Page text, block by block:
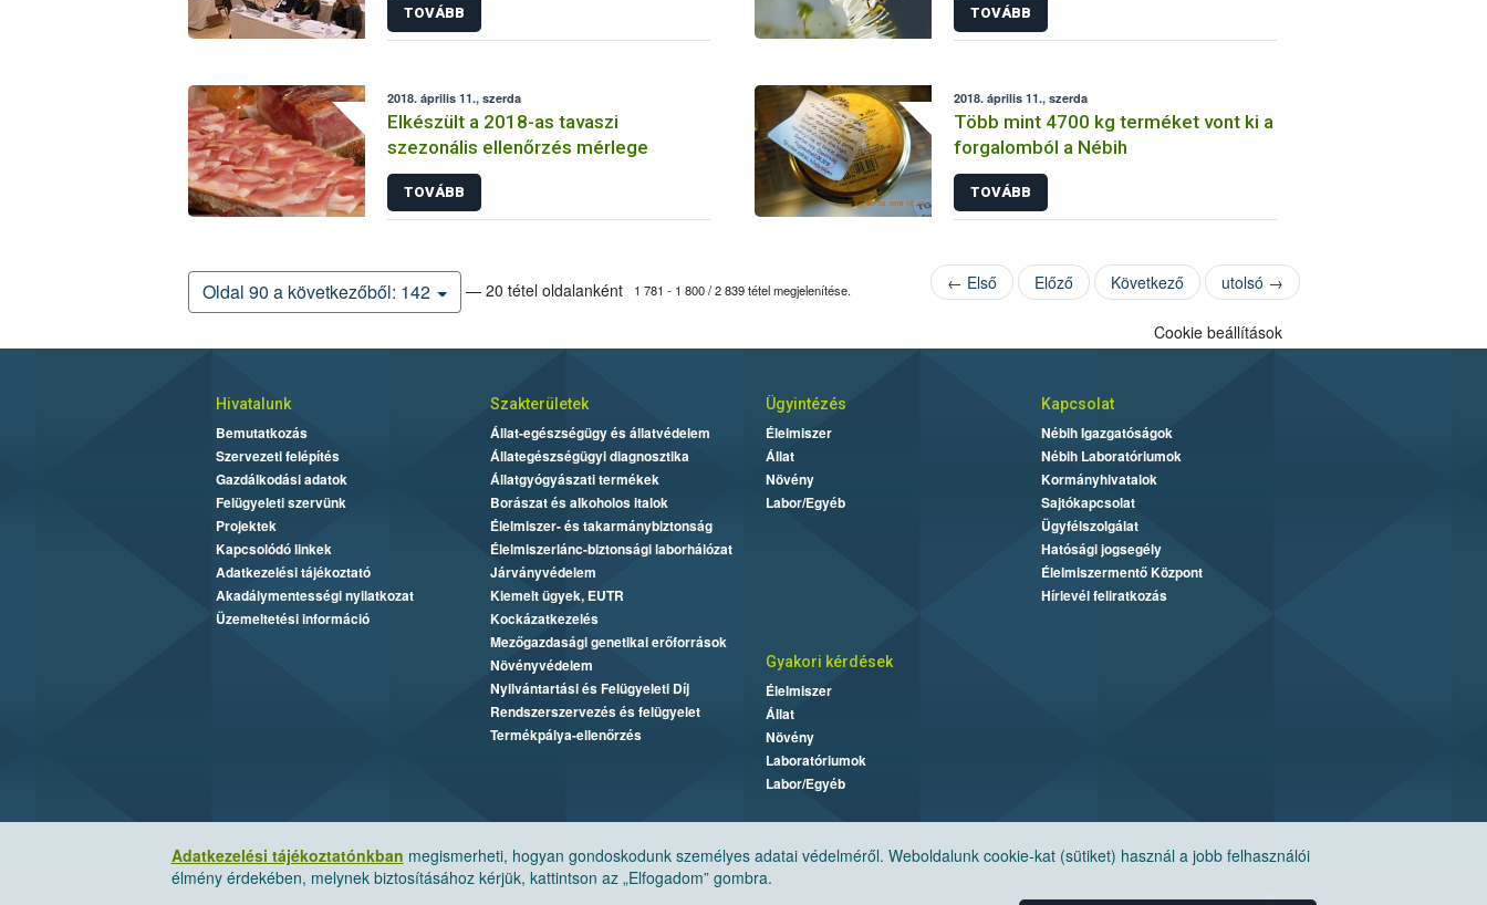
TOVÁBB TOVÁBB
2018. április 11., szerda
Elkészült a 2018-as tavaszi
szezonális ellenőrzés mérlege
TOVÁBB
2018. április 11., szerda
Több mint 4700 kg terméket vont ki a
forgalomból a Nébih
TOVÁBB
Oldal 90 a következőből: 142 — 20 tétel oldalanként 1 781 - 1 800 / 2 839 tétel megjelenítése. ← Első Előző Következő utolsó →
Adatkezelési tájékoztatónkban megismerheti, hogyan gondoskodunk személyes adatai védelméről. Weboldalunk cookie-kat (sütiket) használ a jobb felhasználói
élmény érdekében, melynek biztosításához kérjük, kattintson az „Elfogadom” gombra.
Cookie beállítások
Hivatalunk
Bemutatkozás
Szervezeti felépítés
Gazdálkodási adatok
Felügyeleti szervünk
Projektek
Kapcsolódó linkek
Adatkezelési tájékoztató
Akadálymentességi nyilatkozat
Üzemeltetési információ
Szakterületek
Állat-egészségügy és állatvédelem
Állategészségügyi diagnosztika
Állatgyógyászati termékek
Borászat és alkoholos italok
Élelmiszer- és takarmánybiztonság
Élelmiszerlánc-biztonsági laborhálózat
Járványvédelem
Kiemelt ügyek, EUTR
Kockázatkezelés
Mezőgazdasági genetikai erőforrások
Növényvédelem
Nyilvántartási és Felügyeleti Díj
Rendszerszervezés és felügyelet
Termékpálya-ellenőrzés
Ügyintézés
Élelmiszer
Állat
Növény
Labor/Egyéb
Kapcsolat
Nébih Igazgatóságok
Nébih Laboratóriumok
Kormányhivatalok
Sajtókapcsolat
Ügyfélszolgálat
Hatósági jogsegély
Élelmiszermentő Központ
Hírlevél feliratkozás
Gyakori kérdések
Élelmiszer
Állat
Növény
Laboratóriumok
Labor/Egyéb